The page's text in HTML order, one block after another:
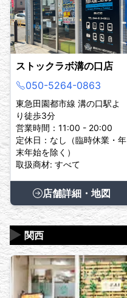
ストックラボ溝の口店
050-5264-0863
東急田園都市線 溝の口駅よ
り徒歩3分
営業時間：11:00 - 20:00
定休日：なし（臨時休業・年
末年始を除く）
取扱商材: すべて
店舗詳細・地図
関西
▶